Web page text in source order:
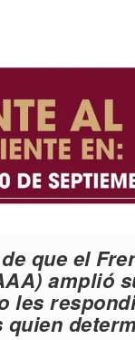
que el
amplió
les
quien